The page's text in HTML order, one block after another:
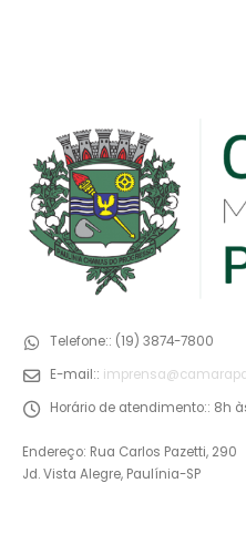
Telefone:: (19) 3874-7800
E-mail::
Horário de atendimento:: 8h
Endereço: Rua Carlos Pazetti, 290
Jd. Vista Alegre, Paulínia-SP